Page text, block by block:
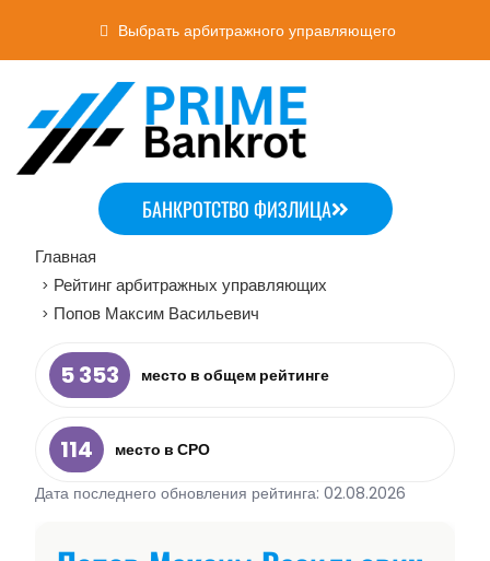
Выбрать арбитражного управляющего
БАНКРОТСТВО ФИЗЛИЦА
Главная
> Рейтинг арбитражных управляющих
> Попов Максим Васильевич
5 353 место в общем рейтинге
114
место в СРО
Дата последнего обновления рейтинга: 02.08.2026